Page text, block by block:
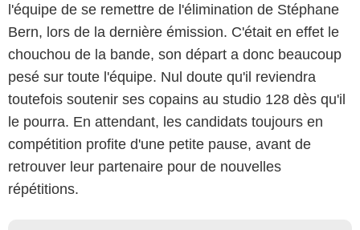
l'équipe de se remettre de l'élimination de Stéphane
Bern, lors de la dernière émission. C'était en effet le
chouchou de la bande, son départ a donc beaucoup
pesé sur toute l'équipe. Nul doute qu'il reviendra
toutefois soutenir ses copains au studio 128 dès qu'il
le pourra. En attendant, les candidats toujours en
compétition profite d'une petite pause, avant de
retrouver leur partenaire pour de nouvelles
répétitions.